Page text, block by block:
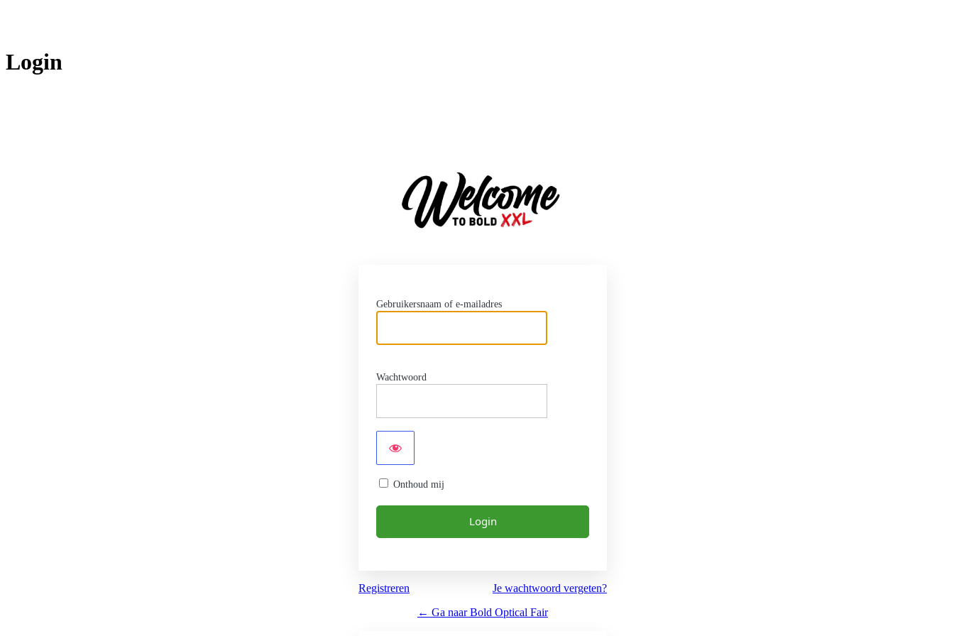
Login
Gebruikersnaam of e-mailadres
Wachtwoord
Onthoud mij
Registreren
Je wachtwoord vergeten?
← Ga naar Bold Optical Fair